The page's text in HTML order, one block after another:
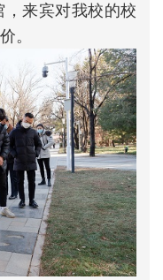
来宾对我校的校
。